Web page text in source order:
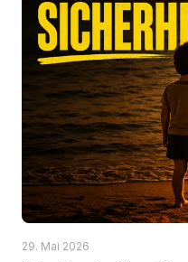
29. Mai 2026